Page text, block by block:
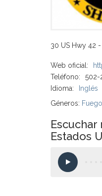
30 US Hwy 42
Web oficial:
Teléfono:
502-
Idioma:
Inglés
Géneros: Fuego
Estados